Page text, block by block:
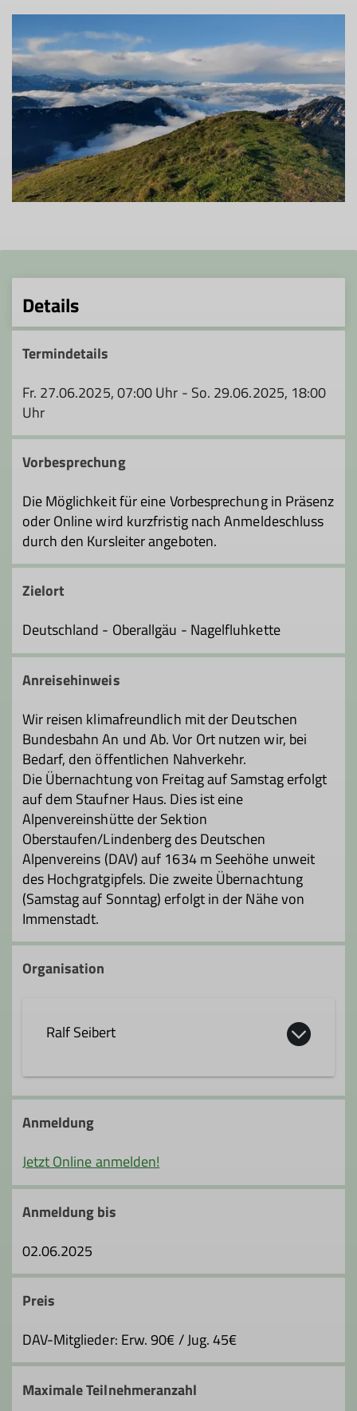
Details
Termindetails
Fr. 27.06.2025, 07:00 Uhr - So. 29.06.2025, 18:00
Uhr
Vorbesprechung
Die Möglichkeit für eine Vorbesprechung in Präsenz
oder Online wird kurzfristig nach Anmeldeschluss
durch den Kursleiter angeboten.
Zielort
Deutschland - Oberallgäu - Nagelfluhkette
Anreisehinweis
Wir reisen klimafreundlich mit der Deutschen
Bundesbahn An und Ab. Vor Ort nutzen wir, bei
Bedarf, den öffentlichen Nahverkehr.
Die Übernachtung von Freitag auf Samstag erfolgt
auf dem Staufner Haus. Dies ist eine
Alpenvereinshütte der Sektion
Oberstaufen/Lindenberg des Deutschen
Alpenvereins (DAV) auf 1634 m Seehöhe unweit
des Hochgratgipfels. Die zweite Übernachtung
(Samstag auf Sonntag) erfolgt in der Nähe von
Immenstadt.
Organisation
Ralf Seibert
ralf.seibert@dav-hanau.de
Anmeldung
Jetzt Online anmelden!
Anmeldung bis
02.06.2025
Preis
DAV-Mitglieder: Erw. 90€ / Jug. 45€
Maximale Teilnehmeranzahl